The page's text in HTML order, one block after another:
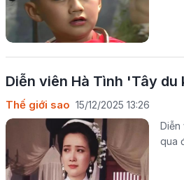
Diễn viên Hà Tình 'Tây du
Thế giới sao 15/12/2025 13:26
qua